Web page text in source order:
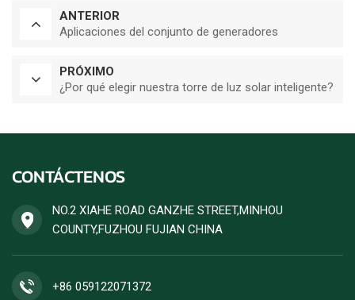
ANTERIOR
Aplicaciones del conjunto de generadores
PRÓXIMO
¿Por qué elegir nuestra torre de luz solar inteligente?
CONTÁCTENOS
NO.2 XIAHE ROAD GANZHE STREET,MINHOU
COUNTY,FUZHOU FUJIAN CHINA
+86 059122071372